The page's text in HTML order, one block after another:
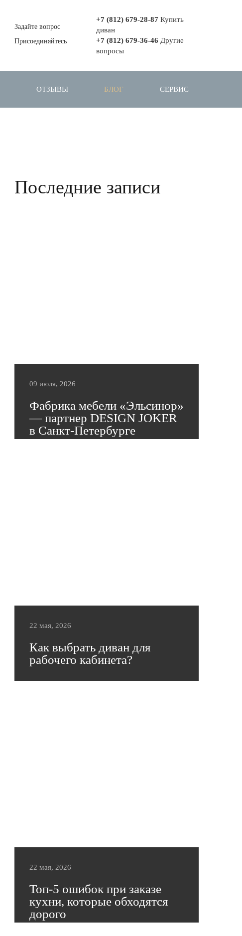
Задайте вопрос
Присоединяйтесь
+7 (812) 679-28-87 Купить
диван
+7 (812) 679-36-46 Другие
вопросы
ОТЗЫВЫ БЛОГ СЕРВИС
Последние записи
09 июля, 2026
Фабрика мебели «Эльсинор»
— партнер DESIGN JOKER
в Санкт-Петербурге
дизайнеров особые условия сотрудничества.
22 мая, 2026
Как выбрать диван для
рабочего кабинета?
22 мая, 2026
Топ-5 ошибок при заказе
кухни, которые обходятся
дорого